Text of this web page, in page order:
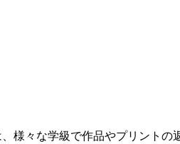
々な学級で作品やプリントの